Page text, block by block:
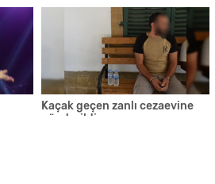
Kaçak geçen zanlı cezaevine
gönderildi